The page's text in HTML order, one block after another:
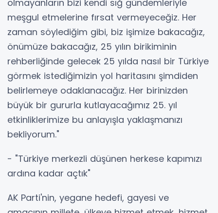
olmayanların bizi kendi sığ gündemleriyle
meşgul etmelerine fırsat vermeyeceğiz. Her
zaman söylediğim gibi, biz işimize bakacağız,
önümüze bakacağız, 25 yılın birikiminin
rehberliğinde gelecek 25 yılda nasıl bir Türkiye
görmek istediğimizin yol haritasını şimdiden
belirlemeye odaklanacağız. Her birinizden
büyük bir gururla kutlayacağımız 25. yıl
etkinliklerimize bu anlayışla yaklaşmanızı
bekliyorum."
- "Türkiye merkezli düşünen herkese kapımızı
ardına kadar açtık"
AK Parti'nin, yegane hedefi, gayesi ve